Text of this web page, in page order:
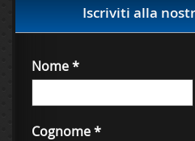
Iscriviti alla
Nome*
Cognome*